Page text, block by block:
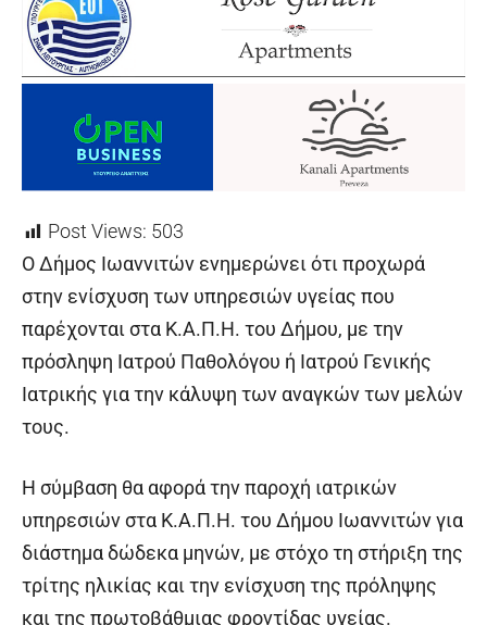
Post Views: 503
Ο Δήμος Ιωαννιτών ενημερώνει ότι προχωρά
στην ενίσχυση των υπηρεσιών υγείας που
παρέχονται στα Κ.Α.Π.Η. του Δήμου, με την
πρόσληψη Ιατρού Παθολόγου ή Ιατρού Γενικής
Ιατρικής για την κάλυψη των αναγκών των μελών
τους.
Η σύμβαση θα αφορά την παροχή ιατρικών
υπηρεσιών στα Κ.Α.Π.Η. του Δήμου Ιωαννιτών για
διάστημα δώδεκα μηνών, με στόχο τη στήριξη της
τρίτης ηλικίας και την ενίσχυση της πρόληψης
και της πρωτοβάθμιας φροντίδας υγείας.